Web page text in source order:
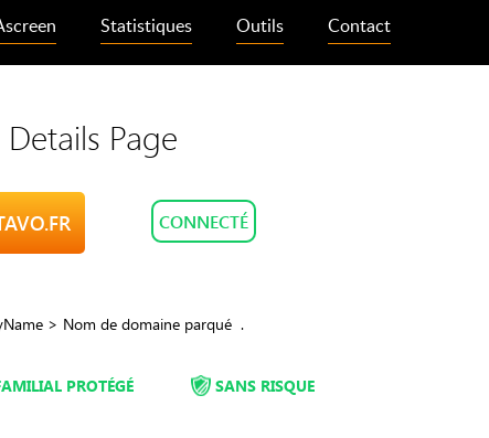
Statistiques Outils Contact
Page
CONNECTÉ
> Nom de domaine parqué .
PROTÉGÉ SANS RISQUE